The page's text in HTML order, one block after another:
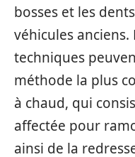
bosses et les
véhicules
techniques
méthode la plus
à chaud, qui
affectée pour
ainsi de la